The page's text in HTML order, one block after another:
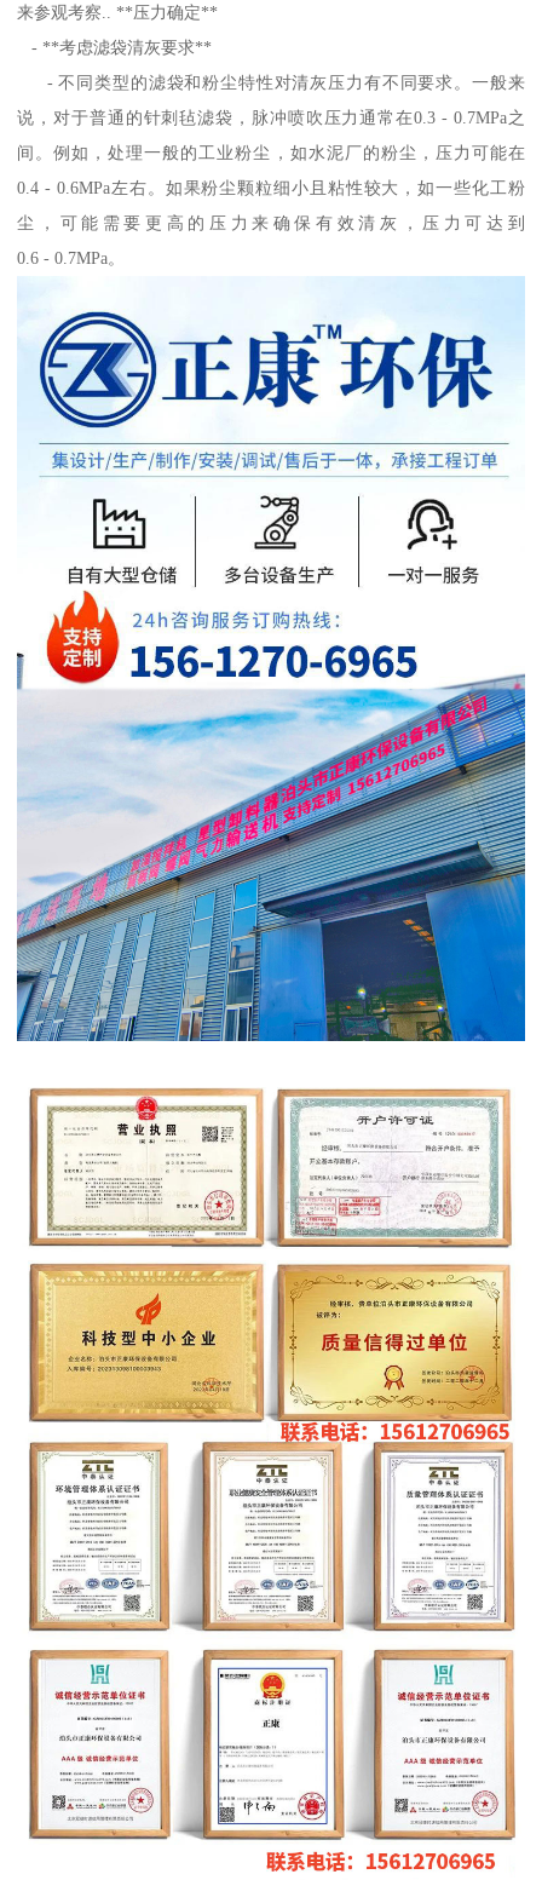
来参观考察.. **压力确定**
- **考虑滤袋清灰要求**
- 不同类型的滤袋和粉尘特性对清灰压力有不同要求。一般来
说，对于普通的针刺毡滤袋，脉冲喷吹压力通常在0.3 - 0.7MPa之
间。例如，处理一般的工业粉尘，如水泥厂的粉尘，压力可能在
0.4 - 0.6MPa左右。如果粉尘颗粒细小且粘性较大，如一些化工粉
尘，可能需要更高的压力来确保有效清灰，压力可达到
0.6 - 0.7MPa。